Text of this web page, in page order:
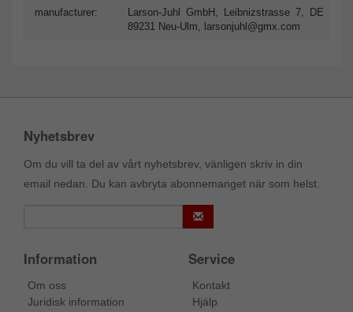
manufacturer:
Larson-Juhl GmbH, Leibnizstrasse 7, DE
89231 Neu-Ulm, larsonjuhl@gmx.com
Nyhetsbrev
Om du vill ta del av vårt nyhetsbrev, vänligen skriv in din
email nedan. Du kan avbryta abonnemanget när som helst.
Information
Om oss
Juridisk information
Service
Kontakt
Hjälp